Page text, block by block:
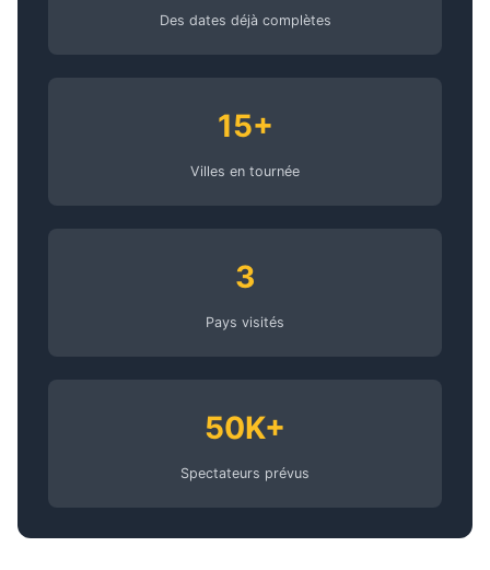
Des dates déjà complètes
15+
Villes en tournée
3
Pays visités
50K+
Spectateurs prévus